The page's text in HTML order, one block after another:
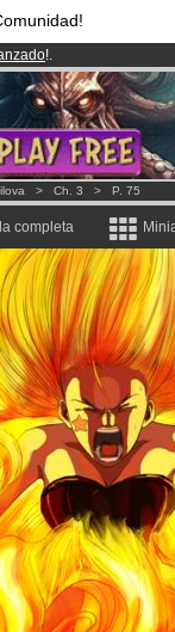
!.
mes!Hazte Premium ya
Cómics y Mangas!.
> Ch. 3 > P. 75
completa